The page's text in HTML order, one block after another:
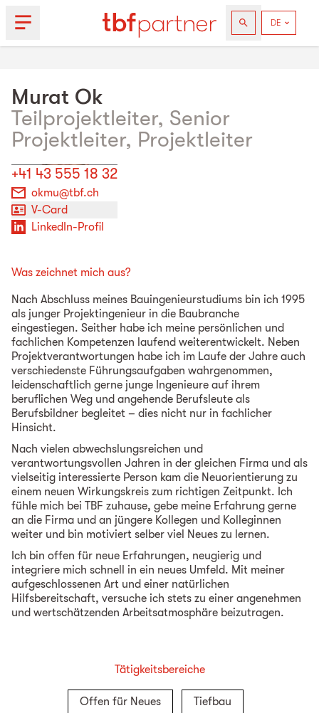
Murat Ok
Teilprojektleiter, Senior
Projektleiter, Projektleiter
+41 43 555 18 32
okmu@tbf.ch
V-Card
LinkedIn-Profil
Was zeichnet mich aus?
Nach Abschluss meines Bauingenieurstudiums bin ich 1995
als junger Projektingenieur in die Baubranche
eingestiegen. Seither habe ich meine persönlichen und
fachlichen Kompetenzen laufend weiterentwickelt. Neben
Projektverantwortungen habe ich im Laufe der Jahre auch
verschiedenste Führungsaufgaben wahrgenommen,
leidenschaftlich gerne junge Ingenieure auf ihrem
beruflichen Weg und angehende Berufsleute als
Berufsbildner begleitet – dies nicht nur in fachlicher
Hinsicht.
Nach vielen abwechslungsreichen und
verantwortungsvollen Jahren in der gleichen Firma und als
vielseitig interessierte Person kam die Neuorientierung zu
einem neuen Wirkungskreis zum richtigen Zeitpunkt. Ich
fühle mich bei TBF zuhause, gebe meine Erfahrung gerne
an die Firma und an jüngere Kollegen und Kolleginnen
weiter und bin motiviert selber viel Neues zu lernen.
Ich bin offen für neue Erfahrungen, neugierig und
integriere mich schnell in ein neues Umfeld. Mit meiner
aufgeschlossenen Art und einer natürlichen
Hilfsbereitschaft, versuche ich stets zu einer angenehmen
und wertschätzenden Arbeitsatmosphäre beizutragen.
Tätigkeitsbereiche
Offen für Neues Tiefbau